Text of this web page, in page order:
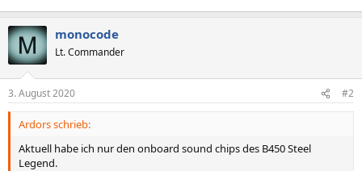
monocode
Lt. Commander
3. August 2020 #2
Ardors schrieb:
Aktuell habe ich nur den onboard sound chips des B450 Steel
Legend.